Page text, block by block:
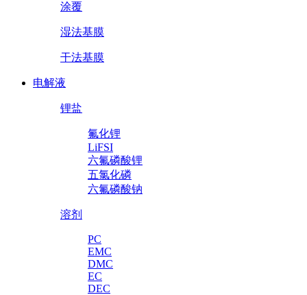
涂覆
湿法基膜
干法基膜
电解液
锂盐
氟化锂
LiFSI
六氟磷酸锂
五氯化磷
六氟磷酸钠
溶剂
PC
EMC
DMC
EC
DEC